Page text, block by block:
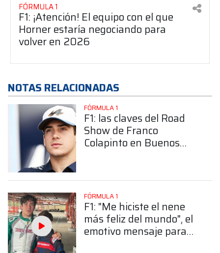
FÓRMULA 1
F1: ¡Atención! El equipo con el que
Horner estaría negociando para
volver en 2026
NOTAS RELACIONADAS
FÓRMULA 1
F1: las claves del Road
Show de Franco
Colapinto en Buenos
FÓRMULA 1
F1: "Me hiciste el nene
más feliz del mundo", el
emotivo mensaje para